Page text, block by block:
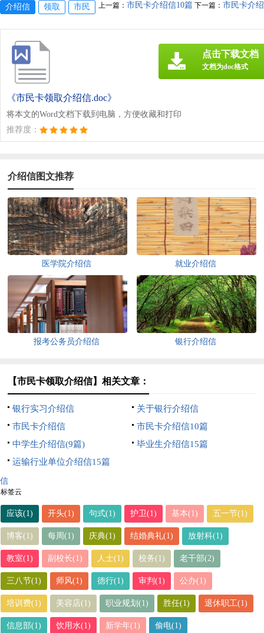
介绍信 领取 市民
《市民卡领取介绍信.doc》
将本文的Word文档下载到电脑，方便收藏和打印
推荐度：
点击下载文档
文档为doc格式
介绍信图文推荐
医学院介绍信 就业介绍信
报考公务员介绍信 银行介绍信
【市民卡领取介绍信】相关文章：
银行实习介绍信
关于银行介绍信
市民卡介绍信
市民卡介绍信10篇
中学生介绍信(9篇)
毕业生介绍信15篇
运输行业单位介绍信15篇
上一篇： 市民卡介绍信10篇 下一篇： 市民卡介绍
信
标签云
应该(1) 开头(1) 句式(1) 护卫(1) 基本(1) 五一节(1)
博客(1) 每周(1) 庆典(1) 结婚典礼(1) 放射科(1)
教室(1) 副校长(1) 人士(1) 校务(1) 老干部(2)
三八节(1) 师风(1) 德行(1) 审判(1) 公办(1)
培训费(1) 美容店(1) 职业规划(1) 胜任(1) 退休职工(1)
信息部(1) 饮用水(1) 新学年(1) 偷电(1)